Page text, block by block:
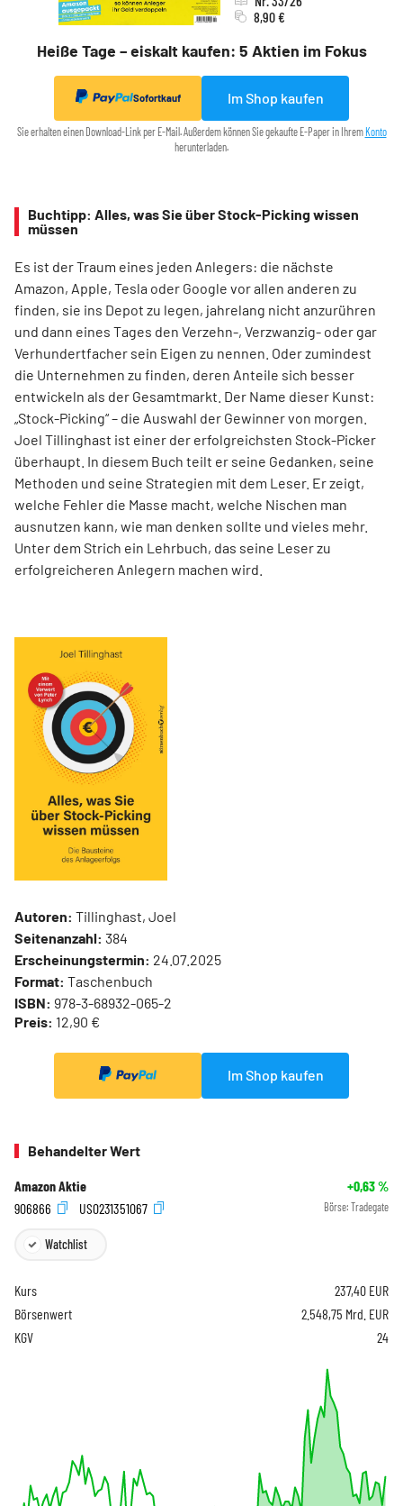
Heiße Tage – eiskalt kaufen: 5 Aktien im Fokus
8,90 €
Sofortkauf Im Shop kaufen
Sie erhalten einen Download-Link per E-Mail. Außerdem können Sie gekaufte E-Paper in IhremKonto
herunterladen.
Buchtipp: Alles, was Sie über Stock-Picking wissen
müssen
Es ist der Traum eines jeden Anlegers: die nächste
Amazon, Apple, Tesla oder Google vor allen anderen zu
finden, sie ins Depot zu legen, jahrelang nicht anzurühren
und dann eines Tages den Verzehn-, Verzwanzig- oder gar
Verhundertfacher sein Eigen zu nennen. Oder zumindest
die Unternehmen zu finden, deren Anteile sich besser
entwickeln als der Gesamtmarkt. Der Name dieser Kunst:
„Stock-Picking“ – die Auswahl der Gewinner von morgen.
Joel Tillinghast ist einer der erfolgreichsten Stock-Picker
überhaupt. In diesem Buch teilt er seine Gedanken, seine
Methoden und seine Strategien mit dem Leser. Er zeigt,
welche Fehler die Masse macht, welche Nischen man
ausnutzen kann, wie man denken sollte und vieles mehr.
Unter dem Strich ein Lehrbuch, das seine Leser zu
erfolgreicheren Anlegern machen wird.
Autoren: Tillinghast, Joel
Seitenanzahl: 384
Erscheinungstermin: 24.07.2025
Format: Taschenbuch
ISBN: 978-3-68932-065-2
Preis: 12,90 €
Im Shop kaufen
Behandelter Wert
Amazon Aktie +0,63%
906866
US0231351067 Börse: Tradegate
Watchlist
Kurs 237,40 EUR
Börsenwert
2.548,75 Mrd. EUR
KGV
24